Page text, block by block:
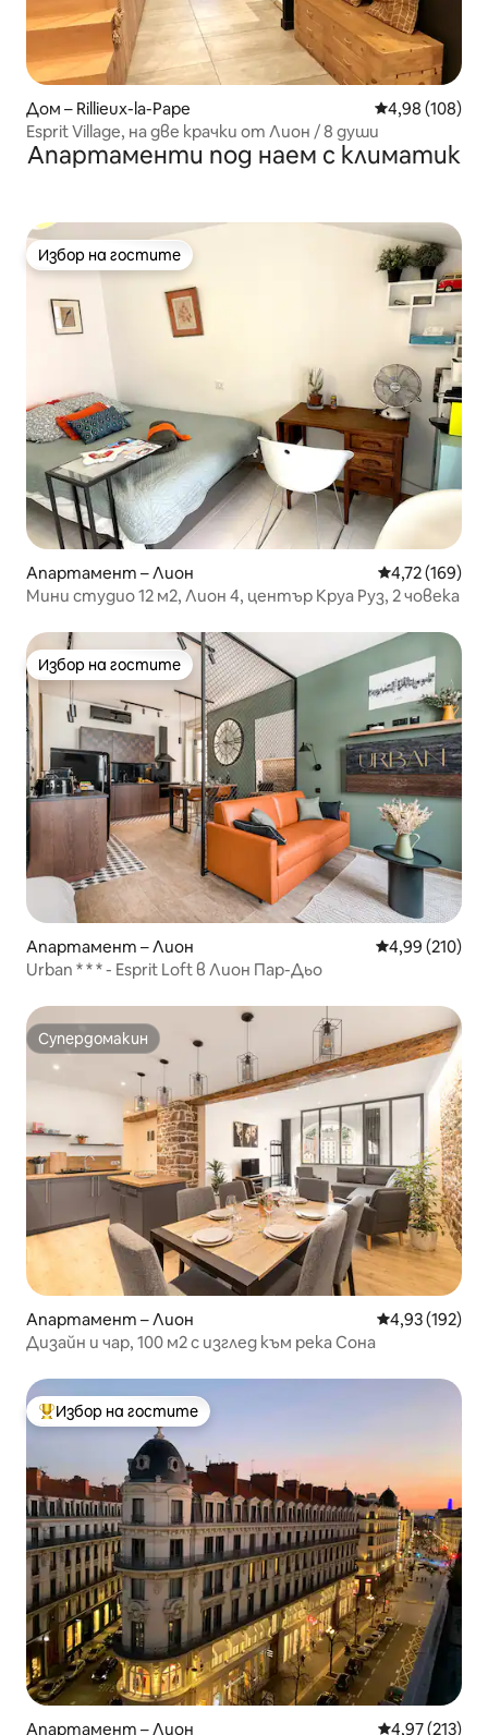
Дом – Rillieux-la-Pape Средна
4,98 (108)
Esprit Village, на две крачки от Лион / 8 души
Апартаменти под наем с климатик
Избор на гостите
Избор на гостите
Апартамент – Лион Средна
4,72 (169)
Мини студио 12 м2, Лион 4, център Круа Руз, 2 човека
Избор на гостите
Избор на гостите
Апартамент – Лион Средна
4,99 (210)
Urban * * * - Esprit Loft в Лион Пар-Дьо
Супердомакин
Супердомакин
Апартамент – Лион Средна
4,93 (192)
Дизайн и чар, 100 м2 с изглед към река Сона
Най-популярен избор на гостите
Избор на гостите
Апартамент – Лион Средна
4,97 (213)